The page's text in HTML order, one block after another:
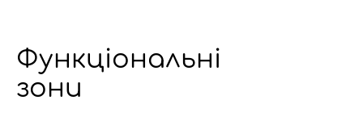
Функціональні
зони